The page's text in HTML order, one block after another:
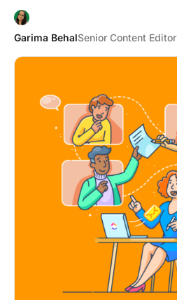
Garima BehalSenior Content Editor